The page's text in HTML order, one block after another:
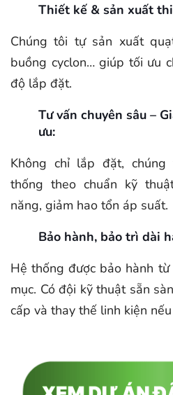
Thiết kế & sản xuất
Chúng tôi tự sản xuất
buồng cyclon… giúp tối ưu
độ lắp đặt.
Tư vấn chuyên sâu –
ưu:
Không chỉ lắp đặt,
thống theo chuẩn kỹ
năng, giảm hao tổn áp suất.
Bảo hành, bảo trì dài
Hệ thống được bảo hành
mục. Có đội kỹ thuật sẵn
cấp và thay thế linh kiện nếu